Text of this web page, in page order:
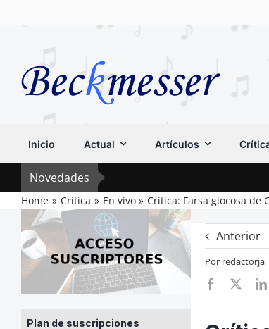
Inicio Actual Artículos
Novedades
Home Crítica En vivo Crítica: Farsa giocosa de
Plan de suscripciones
Anterior
Por redactorja